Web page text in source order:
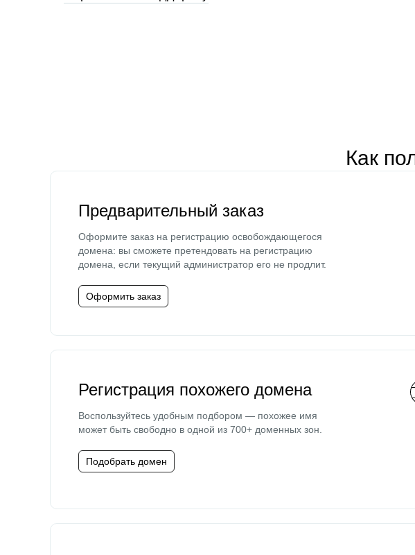
Как
Предварительный заказ
Оформите заказ на регистрацию освобождающегося
домена: вы сможете претендовать на регистрацию
домена, если текущий администратор его не продлит.
Оформить заказ
Регистрация похожего домена
Воспользуйтесь удобным подбором — похожее имя
может быть свободно в одной из 700+ доменных зон.
Подобрать домен